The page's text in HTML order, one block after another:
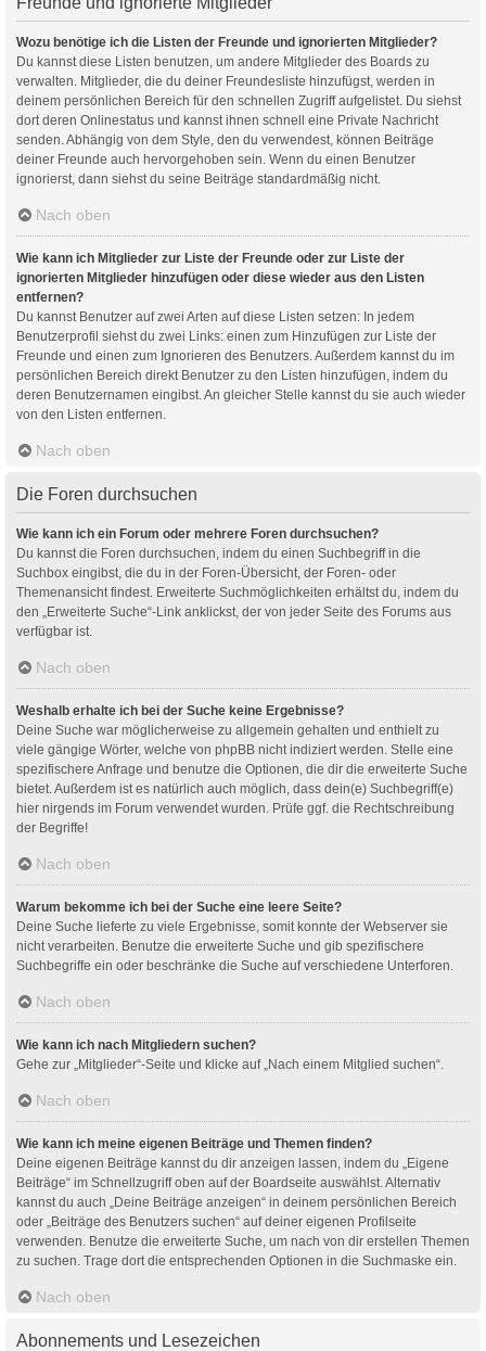
Wozu benötige ich die Listen der Freunde und ignorierten Mitglieder?
Du kannst diese Listen benutzen, um andere Mitglieder des Boards zu
verwalten. Mitglieder, die du deiner Freundesliste hinzufügst, werden in
deinem persönlichen Bereich für den schnellen Zugriff aufgelistet. Du siehst
dort deren Onlinestatus und kannst ihnen schnell eine Private Nachricht
senden. Abhängig von dem Style, den du verwendest, können Beiträge
deiner Freunde auch hervorgehoben sein. Wenn du einen Benutzer
ignorierst, dann siehst du seine Beiträge standardmäßig nicht.
Nach oben
Wie kann ich Mitglieder zur Liste der Freunde oder zur Liste der
ignorierten Mitglieder hinzufügen oder diese wieder aus den Listen
entfernen?
Du kannst Benutzer auf zwei Arten auf diese Listen setzen: In jedem
Benutzerprofil siehst du zwei Links: einen zum Hinzufügen zur Liste der
Freunde und einen zum Ignorieren des Benutzers. Außerdem kannst du im
persönlichen Bereich direkt Benutzer zu den Listen hinzufügen, indem du
deren Benutzernamen eingibst. An gleicher Stelle kannst du sie auch wieder
von den Listen entfernen.
Nach oben
Die Foren durchsuchen
Wie kann ich ein Forum oder mehrere Foren durchsuchen?
Du kannst die Foren durchsuchen, indem du einen Suchbegriff in die
Suchbox eingibst, die du in der Foren-Übersicht, der Foren- oder
Themenansicht findest. Erweiterte Suchmöglichkeiten erhältst du, indem du
den „Erweiterte Suche“-Link anklickst, der von jeder Seite des Forums aus
verfügbar ist.
Nach oben
Weshalb erhalte ich bei der Suche keine Ergebnisse?
Deine Suche war möglicherweise zu allgemein gehalten und enthielt zu
viele gängige Wörter, welche von phpBB nicht indiziert werden. Stelle eine
spezifischere Anfrage und benutze die Optionen, die dir die erweiterte Suche
bietet. Außerdem ist es natürlich auch möglich, dass dein(e) Suchbegriff(e)
hier nirgends im Forum verwendet wurden. Prüfe ggf. die Rechtschreibung
der Begriffe!
Nach oben
Warum bekomme ich bei der Suche eine leere Seite?
Deine Suche lieferte zu viele Ergebnisse, somit konnte der Webserver sie
nicht verarbeiten. Benutze die erweiterte Suche und gib spezifischere
Suchbegriffe ein oder beschränke die Suche auf verschiedene Unterforen.
Nach oben
Wie kann ich nach Mitgliedern suchen?
Gehe zur „Mitglieder“-Seite und klicke auf „Nach einem Mitglied suchen“.
Nach oben
Wie kann ich meine eigenen Beiträge und Themen finden?
Deine eigenen Beiträge kannst du dir anzeigen lassen, indem du „Eigene
Beiträge“ im Schnellzugriff oben auf der Boardseite auswählst. Alternativ
kannst du auch „Deine Beiträge anzeigen“ in deinem persönlichen Bereich
oder „Beiträge des Benutzers suchen“ auf deiner eigenen Profilseite
verwenden. Benutze die erweiterte Suche, um nach von dir erstellen Themen
zu suchen. Trage dort die entsprechenden Optionen in die Suchmaske ein.
Nach oben
Abonnements und Lesezeichen